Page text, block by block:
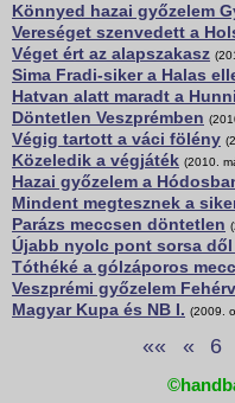
Könnyed hazai győzelem
Vereséget szenvedett a
Véget ért az alapszakasz
Sima Fradi-siker a Halas
Hatvan alatt maradt a
Döntetlen Veszprémben
Végig tartott a váci fölény
Közeledik a végjáték (2010.
Hazai győzelem a
Mindent megtesznek a
Parázs meccsen döntetlen
Újabb nyolc pont sorsa dől
Tóthéké a gólzáporos
Veszprémi győzelem
Magyar Kupa és NB I. (2009.
«« « 6